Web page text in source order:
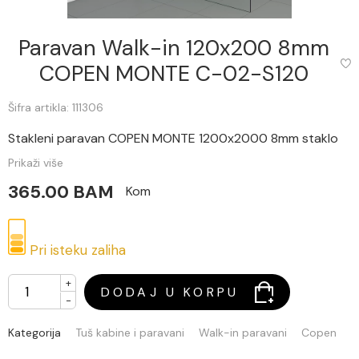
Paravan Walk-in 120x200 8mm
COPEN MONTE C-02-S120
Šifra artikla: 111306
Stakleni paravan COPEN MONTE 1200x2000 8mm staklo
Prikaži više
365.00 BAM Kom
Pri isteku zaliha
+
-
DODAJ U KORPU
Kategorija Tuš kabine i paravani Walk-in paravani Copen